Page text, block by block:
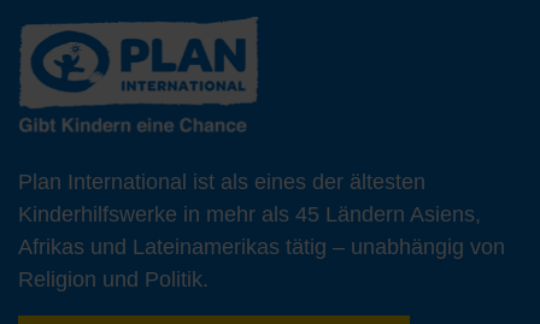
Plan International ist als eines der ältesten
Kinderhilfswerke in mehr als 45 Ländern Asiens,
Afrikas und Lateinamerikas tätig – unabhängig von
Religion und Politik.